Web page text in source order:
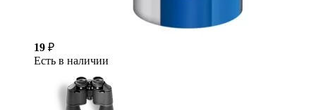
19 ₽
Есть в наличии